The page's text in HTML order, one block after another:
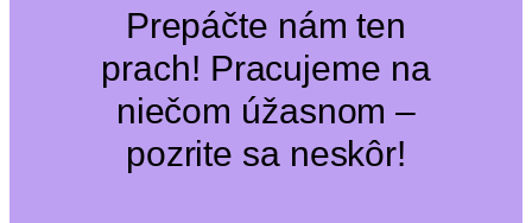
Prepáčte nám ten
prach! Pracujeme na
niečom úžasnom –
pozrite sa neskôr!